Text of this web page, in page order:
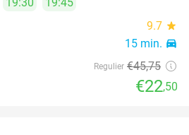
9.7 star
15 min. directions_car
Regulier €45,75
€22,50